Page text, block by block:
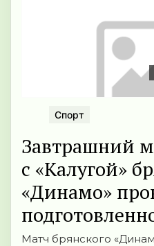
Спорт
Завтрашний
с «Калугой»
«Динамо»
Матч брянского